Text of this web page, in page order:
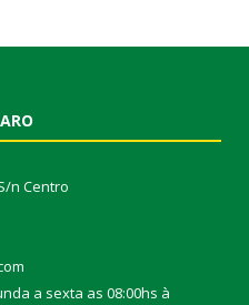
n Centro
a sexta as 08:00hs à